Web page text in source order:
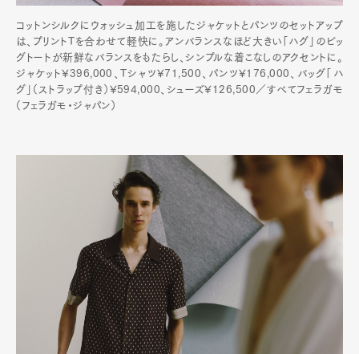
コットンシルクにウォッシュ加工を施したジャケットとパンツのセットアップ
は、プリントTを合わせて軽快に。アンバランスなほど大きい「ハグ」のビッ
グトートが新鮮なバランスをもたらし、シンプルな着こなしのアクセントに。
ジャケット¥396,000、Tシャツ¥71,500、パンツ¥176,000、バッグ「ハ
グ」（ストラップ付き）¥594,000、シューズ¥126,500／すべてフェラガモ
（フェラガモ・ジャパン）